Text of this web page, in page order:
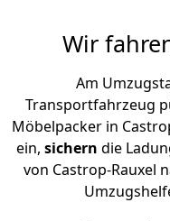
Wir
Am
Transportfahrzeug
Möbelpacker in
ein, sichern die
von Castrop-Rauxel